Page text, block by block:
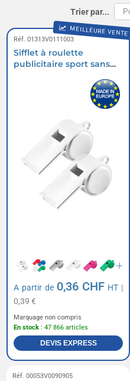
Trier par...
MEILLEURE VENTE
Réf. 01313V0111003
Sifflet à roulette
publicitaire sport sans
A partir de 0,36 CHF HT |
0,39 €
Marquage non compris
En stock : 47 866 articles
DEVIS EXPRESS
Réf. 00053V0090905